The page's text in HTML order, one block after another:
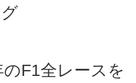
F1全レースを